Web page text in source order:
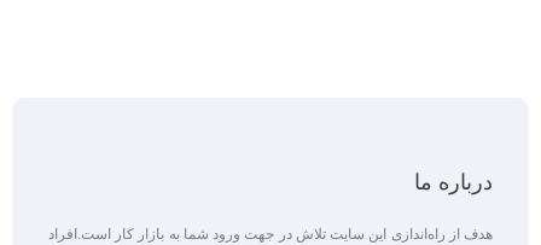
درباره ما
هدف از راه‌اندازی این سایت تلاش در جهت ورود شما به بازار کار است.افراد